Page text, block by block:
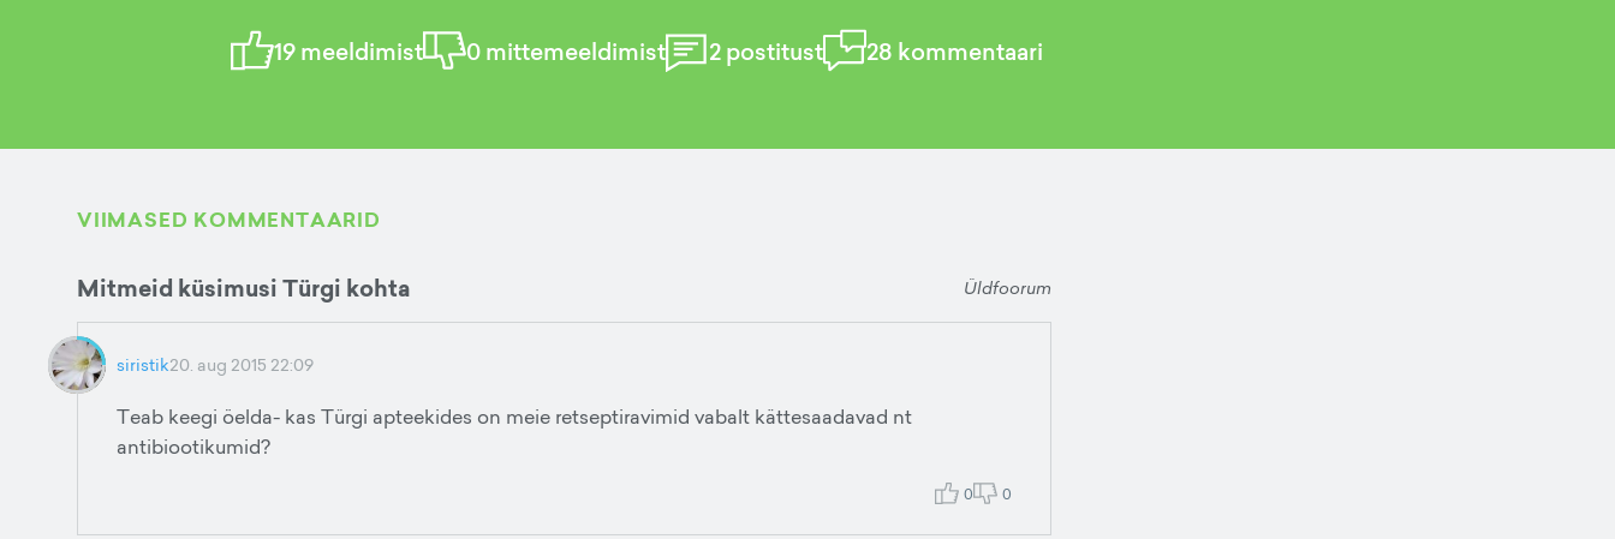
19meeldimist 0mittemeeldimist 2postitust 28 kommentaari
VIIMASED KOMMENTAARID
Mitmeid küsimusi Türgi kohta Üldfoorum
siristik20. aug 2015 22:09
Teab keegi öelda- kas Türgi apteekides on meie retseptiravimid vabalt kättesaadavad nt
antibiootikumid?
0 0